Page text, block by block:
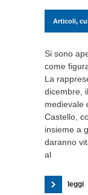
Articoli,
Si sono
come
La
dicembre,
medievale
Castello,
insieme a
daranno
al
leggi